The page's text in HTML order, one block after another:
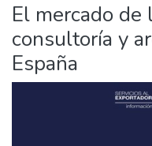
El mercado de
consultoría y
España